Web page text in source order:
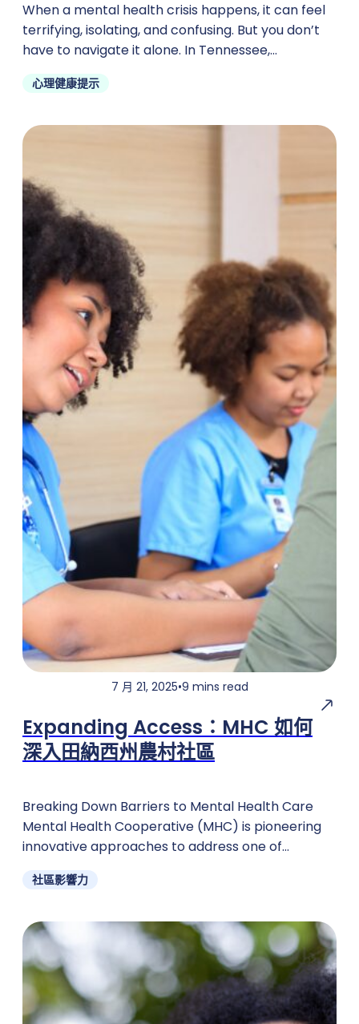
When a mental health crisis happens, it can feel
terrifying, isolating, and confusing. But you don’t
have to navigate it alone. In Tennessee,
emergency psychiatric
心理健康提示
7 月 21, 2025•9 mins read
Expanding Access：MHC 如何
深入田納西州農村社區
Breaking Down Barriers to Mental Health Care
Mental Health Cooperative (MHC) is pioneering
innovative approaches to address one of
rural
社區影響力